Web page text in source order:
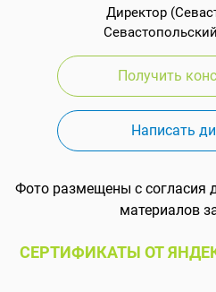
Директор
Получить
Написать
Фото размещены с согласия
материалов
СЕРТИФИКАТЫ ОТ